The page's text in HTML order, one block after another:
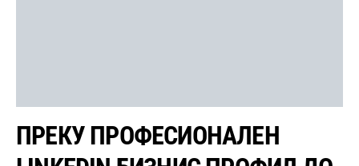
ПРЕКУ ПРОФЕСИОНАЛЕН